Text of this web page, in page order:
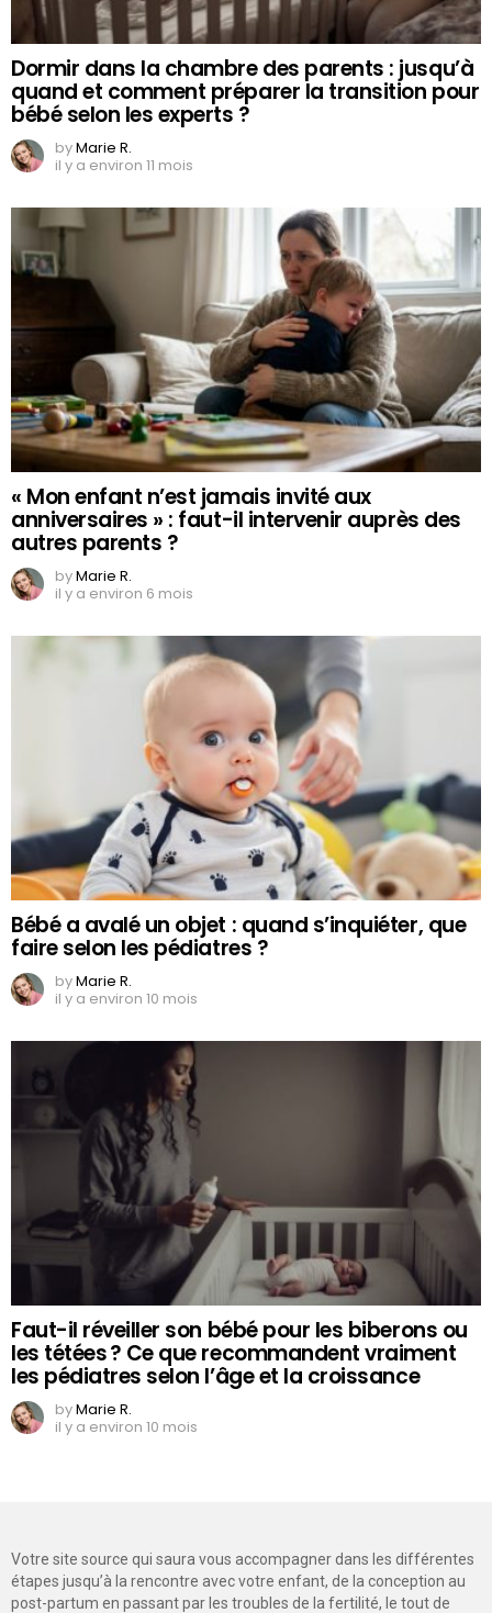
Dormir dans la chambre des parents : jusqu’à
quand et comment préparer la transition pour
bébé selon les experts ?
byMarie R.
il y a environ 11 mois
« Mon enfant n’est jamais invité aux
anniversaires » : faut-il intervenir auprès des
autres parents ?
byMarie R.
il y a environ 6 mois
Bébé a avalé un objet : quand s’inquiéter, que
faire selon les pédiatres ?
byMarie R.
il y a environ 10 mois
Faut-il réveiller son bébé pour les biberons ou
les tétées ? Ce que recommandent vraiment
les pédiatres selon l’âge et la croissance
byMarie R.
il y a environ 10 mois
Votre site source qui saura vous accompagner dans les différentes
étapes jusqu’à la rencontre avec votre enfant, de la conception au
post-partum en passant par les troubles de la fertilité, le tout de